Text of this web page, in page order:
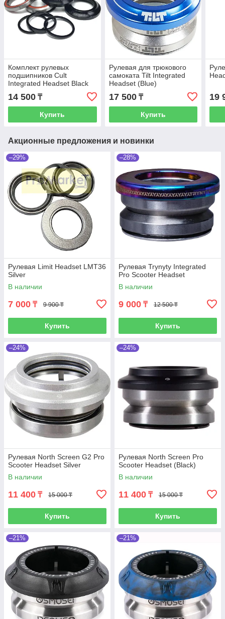
Комплект рулевых
подшипников Cult
Integrated Headset Black
14 500 ₸
Купить
Рулевая для трюкового
самоката Tilt Integrated
Headset (Blue)
17 500₸
Купить
19
Акционные предложения и новинки
–29%
Рулевая Limit Headset LMT36
Silver
В наличии
7 000 ₸ 9 900 ₸
Купить
–28%
Рулевая Trynyty Integrated
Pro Scooter Headset
В наличии
9 000 ₸ 12 500 ₸
Купить
–24%
Рулевая North Screen G2 Pro
Scooter Headset Silver
В наличии
11 400 ₸ 15 000 ₸
Купить
–24%
Рулевая North Screen Pro
Scooter Headset (Black)
В наличии
11 400 ₸ 15 000 ₸
Купить
–21% –21%